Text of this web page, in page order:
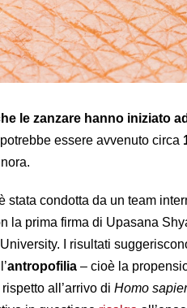
le zanzare hanno iniziato
essere avvenuto circa
stata condotta da un team
la prima firma di Upasana
I risultati
antropofilia – cioè la
all’arrivo di Homo